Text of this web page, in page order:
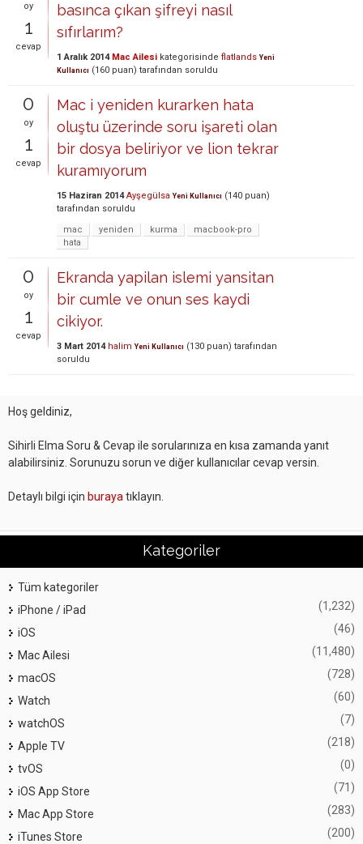
oy
1
cevap
basınca çıkan şifreyi nasıl
sıfırlarım?
1 Aralık 2014 Mac Ailesi kategorisinde flatlands Yeni
Kullanıcı (160 puan) tarafından soruldu
0
oy
1
cevap
Mac i yeniden kurarken hata
oluştu üzerinde soru işareti olan
bir dosya beliriyor ve lion tekrar
kuramıyorum
15 Haziran 2014 Ayşegülsa Yeni Kullanıcı (140 puan)
tarafından soruldu
mac
yeniden kurma
macbook-pro
hata
0
oy
1
cevap
Ekranda yapilan islemi yansitan
bir cumle ve onun ses kaydi
cikiyor.
3 Mart 2014 halim Yeni Kullanıcı (130 puan) tarafından
soruldu
Hoş geldiniz,
Sihirli Elma Soru & Cevap ile sorularınıza en kısa zamanda yanıt
alabilirsiniz. Sorunuzu sorun ve diğer kullanıcılar cevap versin.
Detaylı bilgi için buraya tıklayın.
Kategoriler
Tüm kategoriler
iPhone / iPad
(1,232)
iOS (46)
Mac Ailesi (11,480)
macOS (728)
Watch (60)
watchOS (7)
Apple TV (218)
tvOS (0)
iOS App Store (71)
Mac App Store (283)
iTunes Store (200)